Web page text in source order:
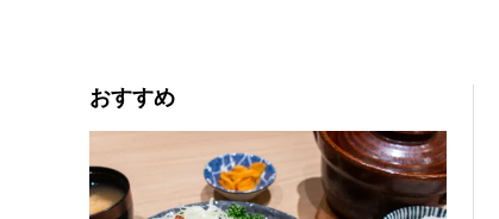
おすすめ